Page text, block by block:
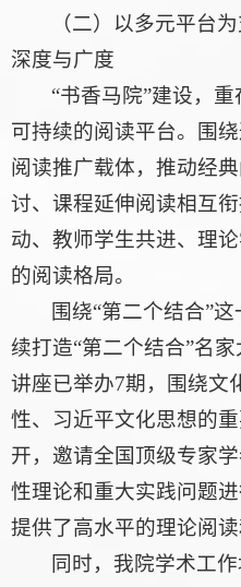
（二）以多元平台
深度与广度
“书香马院”建设，
可持续的阅读平台。围
阅读推广载体，推动经
讨、课程延伸阅读相互
动、教师学生共进、理
的阅读格局。
围绕“第二个结合”
续打造“第二个结合”名
讲座已举办7期，围绕文
性、习近平文化思想的
开，邀请全国顶级专家
性理论和重大实践问题
提供了高水平的理论阅读
同时，我院学术工